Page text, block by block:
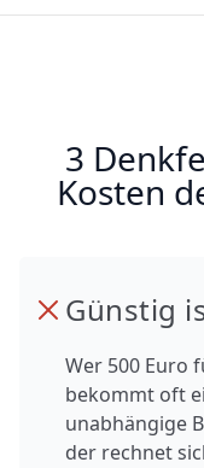
3
Kosten
Günstig
Wer 500 Euro
bekommt oft
unabhängige
der rechnet